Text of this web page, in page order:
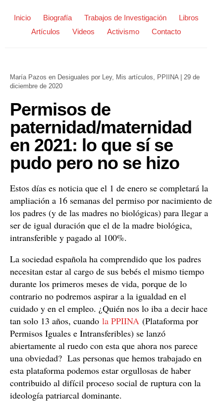
Inicio Biografía Trabajos de Investigación
Libros
Artículos
Videos Activismo Contacto
María Pazos en Desiguales por Ley, Mis artículos, PPIINA
29 de
diciembre de 2020
Permisos de
paternidad/maternidad
en 2021: lo que sí se
pudo pero no se hizo
Estos días es noticia que el 1 de enero se completará la
ampliación a 16 semanas del permiso por nacimiento de
los padres (y de las madres no biológicas) para llegar a
ser de igual duración que el de la madre biológica,
intransferible y pagado al 100%.
La sociedad española ha comprendido que los padres
necesitan estar al cargo de sus bebés el mismo tiempo
durante los primeros meses de vida, porque de lo
contrario no podremos aspirar a la igualdad en el
cuidado y en el empleo. ¿Quién nos lo iba a decir hace
tan solo 13 años, cuando la PPIINA (Plataforma por
Permisos Iguales e Intransferibles) se lanzó
abiertamente al ruedo con esta que ahora nos parece
una obviedad? Las personas que hemos trabajado en
esta plataforma podemos estar orgullosas de haber
contribuido al difícil proceso social de ruptura con la
ideología patriarcal dominante.